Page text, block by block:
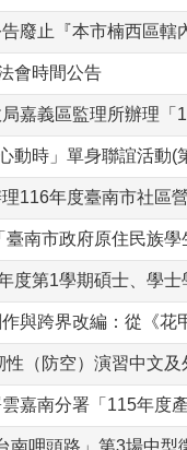
廢止『本市楠西區轄
會時間公告
嘉義區監理所辦理「
動時」單身聯誼活動(
116年度臺南市社區
臺南市政府原住民族
度第1學期碩士、學
與跨界改編：從《
（防空）演習中文及
嘉南分署「115年度
南呷頭路」第3場中型